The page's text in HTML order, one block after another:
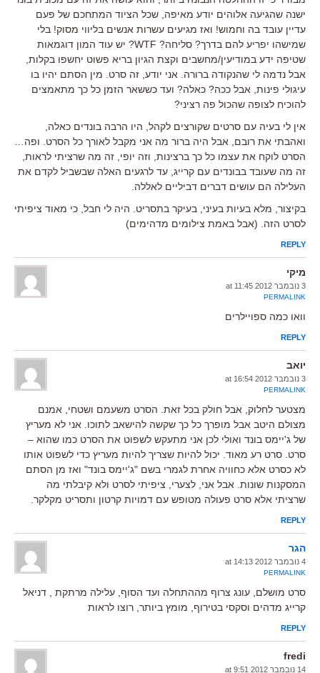
ישנה שהגיעה אלוהים יודע מאיפה, שכל הציוד המתחכם של פעם
עדיין עובד בה וחמוש! ואז מגיעים עשרות אנשים בליווי מסוק! בלי
שמישהו יפריע להם בדרך? סליחה? WTF? יש עוד המון דוגמאות
שטיפה ידע במודיעין/מחשבים וקצת הגיון בריא פשוט יחשפו בקלות,
אבל נדמה לי שהנקודה ברורה. אני יודע, זה סרט. מין הסתם יהיו בו
עיגולי פינות, אבל ככה? כאלה? ועד כששאר הזמן כל כך מתאמצים
להוכיח לצופה שהכול פה רציני?
אין לי בעיה עם סרטים שקורצים לקהל, היו הרבה בונדים כאלה,
ואהבתי את רובם, אבל היה ברור מה אני מקבל לאורך כל הסרט. ופה…
הסרט לוקח את עצמו כל כך ברצינות, וזה יופי, זה מה שרציתי לראות,
זה מה שעובד בבונדים עם קרייג, עד לרגעים האלה שבשביל לקדם את
העלילה הם עושים דברים דביליים לאללה.
בקיצור, מלא בעיות בעיני, בעיקר בתסריט. היה לי חבל, כי מאוד ציפיתי
לסרט הזה. (אבל באמת צילומים מדהימים)
REPLY
מיקי
3 נובמבר 2012 at 11:45
PERMALINK
וואו כמה ספויילרים
REPLY
יואב
3 נובמבר 2012 at 16:54
PERMALINK
מצטער לחלוק, אבל חולק בכל זאת. הסרט משעמם ושטחי, אמנם
מצולם היטב אבל מופרך כל כך שקשה להישאב לתוכו. אני לא מעריץ
של ג'יימס בונד ואולי לכן אני מתעקש לשפוט את הסרט כמו שהוא –
סרט. סרט רע מאוד. יכול להיות שצריך להיות מעריץ כדי לשפוט אותו
לא כסרט אלא כחוויה אחרת לגמרי בשם "ג'יימס בונד" ואז מן הסתם
המסקנות שונות. אבל אני, לצערי, ציפיתי לסרט ולא קיבלתי מה
שרציתי אלא סרט פעולה מטופש עם דמויות קרטון ותסריט מקלקר.
REPLY
הגר
4 נובמבר 2012 at 14:13
PERMALINK
סרט מושלם, עונג צרוף מההתחלה ועד הסוף, עלילה מרתקת , דניאל
קרייג מדהים וסקסי בטירוף, מומץ ביותר, רוצו לראות
REPLY
fredi
14 נובמבר 2012 at 9:51